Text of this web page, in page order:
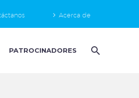
Acerca de
PATROCINADORES